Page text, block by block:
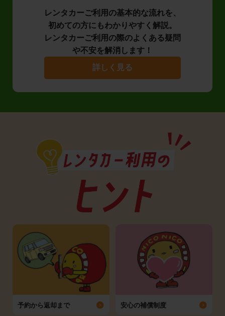
レンタカーご利用の基本的な流れを、
初めての方にもわかりやすく解説。
レンタカーご利用の際のよくある疑問
や不安を解消します！
詳しく見る
予約から返却まで 安心の補償制度